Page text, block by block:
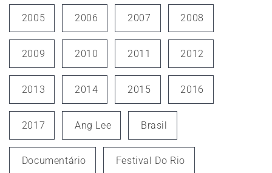
2005 2006 2007 2008
2009 2010 2011 2012
2013 2014 2015 2016
2017 Ang Lee Brasil
Documentário Festival Do Rio